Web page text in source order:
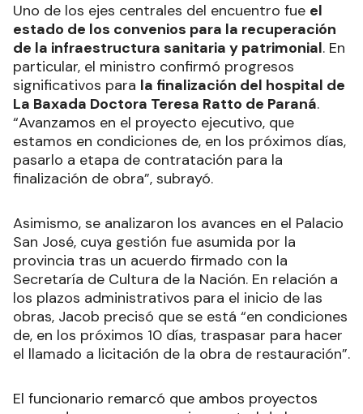
Uno de los ejes centrales del encuentro fue el
estado de los convenios para la recuperación
de la infraestructura sanitaria y patrimonial. En
particular, el ministro confirmó progresos
significativos para la finalización del hospital de
La Baxada Doctora Teresa Ratto de Paraná.
“Avanzamos en el proyecto ejecutivo, que
estamos en condiciones de, en los próximos días,
pasarlo a etapa de contratación para la
finalización de obra”, subrayó.
Asimismo, se analizaron los avances en el Palacio
San José, cuya gestión fue asumida por la
provincia tras un acuerdo firmado con la
Secretaría de Cultura de la Nación. En relación a
los plazos administrativos para el inicio de las
obras, Jacob precisó que se está “en condiciones
de, en los próximos 10 días, traspasar para hacer
el llamado a licitación de la obra de restauración”.
El funcionario remarcó que ambos proyectos